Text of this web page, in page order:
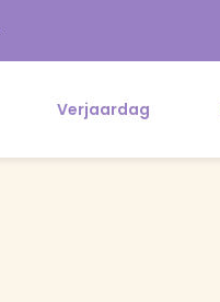
Verjaardag